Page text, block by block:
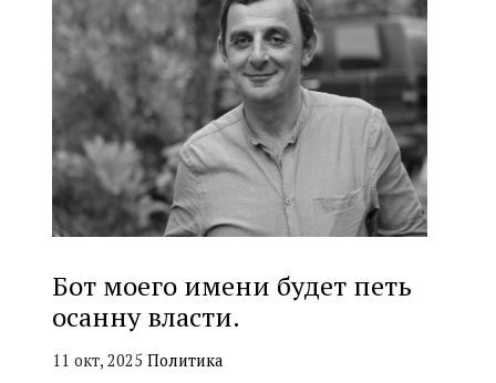
Бот моего имени будет петь
осанну власти.
11 окт, 2025 Политика